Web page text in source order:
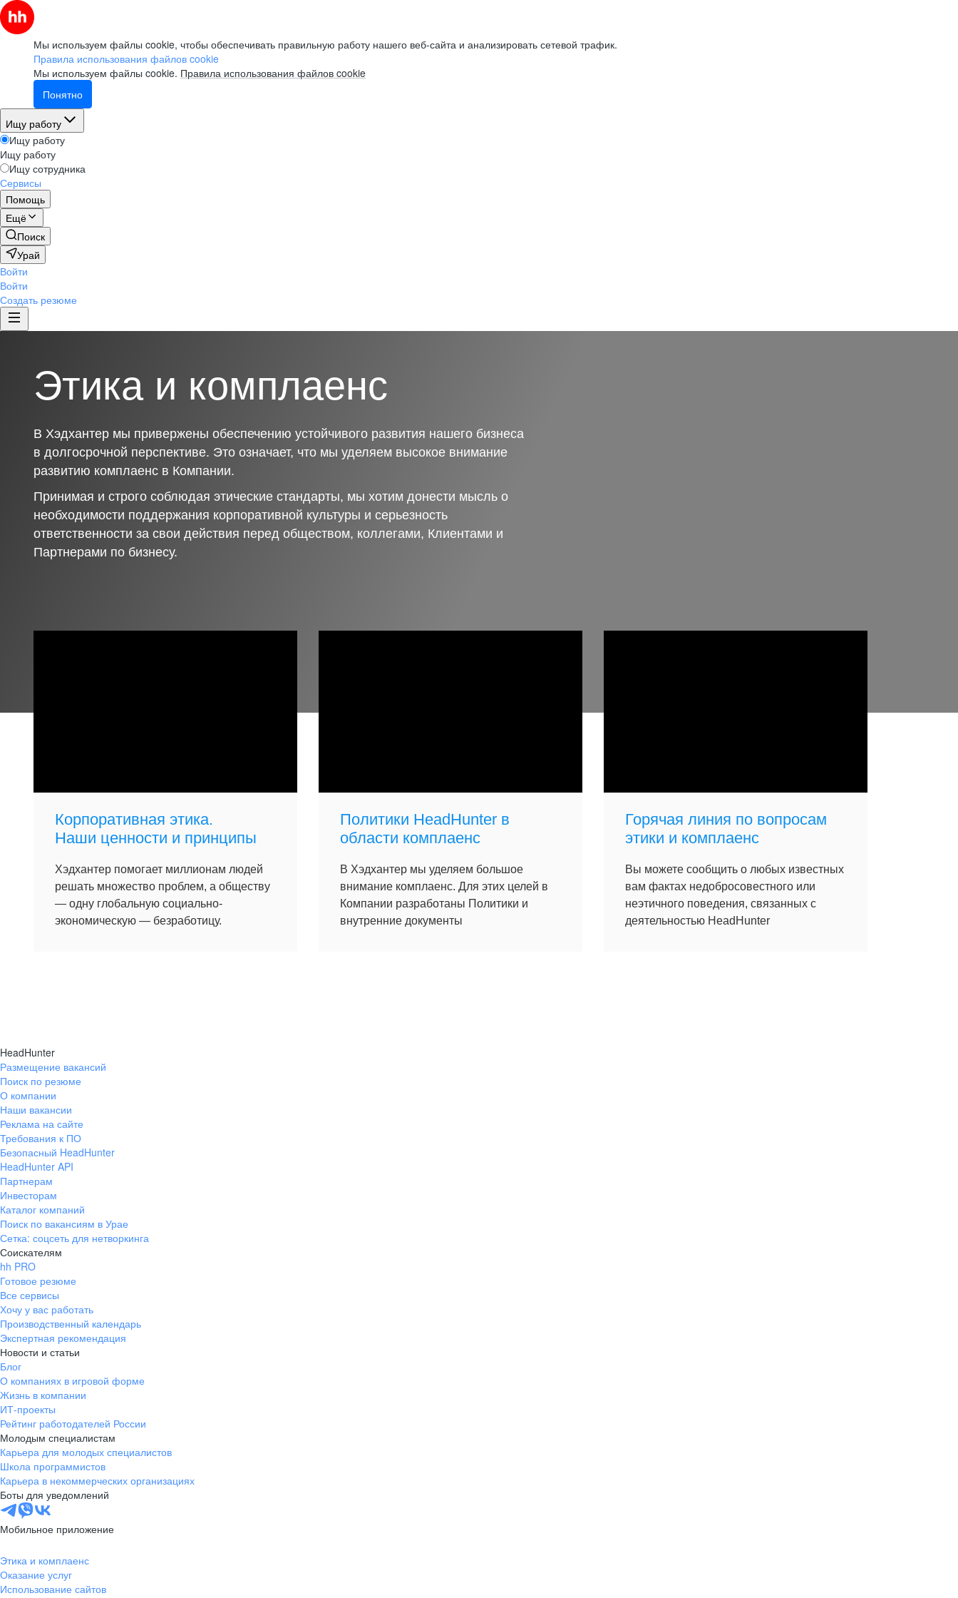
Мы используем файлы cookie, чтобы обеспечивать правильную работу нашего веб-сайта и анализировать сетевой трафик.
Правила использования файлов cookie
Мы используем файлы cookie. Правила использования файлов cookie
Понятно
Ищу работу
Ищу работу
Ищу работу
Ищу сотрудника
Сервисы
Помощь
Ещё
Поиск
Урай
Войти
Войти
Создать резюме
Этика и комплаенс
В Хэдхантер мы привержены обеспечению устойчивого развития нашего бизнеса
в долгосрочной перспективе. Это означает, что мы уделяем высокое внимание
развитию комплаенс в Компании.
Принимая и строго соблюдая этические стандарты, мы хотим донести мысль о
необходимости поддержания корпоративной культуры и серьезность
ответственности за свои действия перед обществом, коллегами, Клиентами и
Партнерами по бизнесу.
Корпоративная этика.
Наши ценности и принципы
Хэдхантер помогает миллионам людей
решать множество проблем, а обществу
— одну глобальную социально-
экономическую — безработицу.
Политики HeadHunter в
области комплаенс
В Хэдхантер мы уделяем большое
внимание комплаенс. Для этих целей в
Компании разработаны Политики и
внутренние документы
Горячая линия по вопросам
этики и комплаенс
Вы можете сообщить о любых известных
вам фактах недобросовестного или
неэтичного поведения, связанных с
деятельностью HeadHunter
HeadHunter
Размещение вакансий
Поиск по резюме
О компании
Наши вакансии
Реклама на сайте
Требования к ПО
Безопасный HeadHunter
HeadHunter API
Партнерам
Инвесторам
Каталог компаний
Поиск по вакансиям в Урае
Сетка: соцсеть для нетворкинга
Соискателям
hh PRO
Готовое резюме
Все сервисы
Хочу у вас работать
Производственный календарь
Экспертная рекомендация
Новости и статьи
Блог
О компаниях в игровой форме
Жизнь в компании
ИТ-проекты
Рейтинг работодателей России
Молодым специалистам
Карьера для молодых специалистов
Школа программистов
Карьера в некоммерческих организациях
Боты для уведомлений
Мобильное приложение
Этика и комплаенс
Оказание услуг
Использование сайтов